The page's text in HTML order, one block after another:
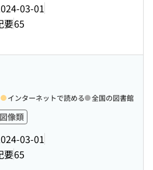
03-01
要65
像類
03-01
要65
インターネットで読める 全国の図書館